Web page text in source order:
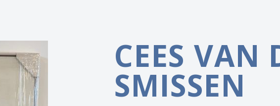
CEES VAN
SMISSEN